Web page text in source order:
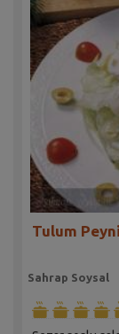
Tulum
Sahrap Soysal